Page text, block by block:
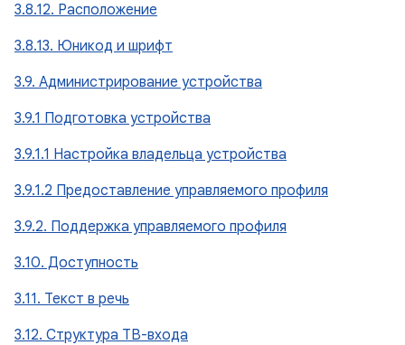
3.8.12. Расположение
3.8.13. Юникод и шрифт
3.9. Администрирование устройства
3.9.1 Подготовка устройства
3.9.1.1 Настройка владельца устройства
3.9.1.2 Предоставление управляемого профиля
3.9.2. Поддержка управляемого профиля
3.10. Доступность
3.11. Текст в речь
3.12. Структура ТВ-входа